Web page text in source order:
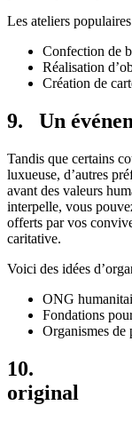
Les ateliers
Confection de
Réalisation
Création de
9. Un
Tandis que certains
luxueuse, d’autres
avant des valeurs
interpelle, vous
offerts par vos
caritative.
Voici des idées
ONG
Fondations
Organismes de
10. Un «
original